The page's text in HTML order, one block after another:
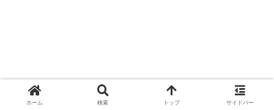
ホーム 検索 トップ サイドバー